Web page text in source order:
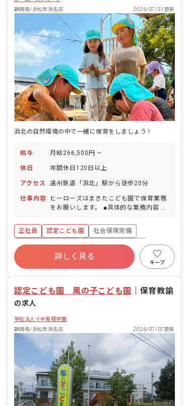
静岡県/浜松市浜名区
2026/07/31更新
浜北の自然環境の中で一緒に保育をしましょう！
給与 月給266,500円 ~
休日 年間休日120日以上
アクセス 遠州鉄道「浜北」駅から徒歩20分
仕事内容
ヒーローズはまきたこども園で保育業務
をお願いします。 ■具体的な業務内容 ・
午睡・遊びの見守り など） ・年齢に応
じた保育・活動の実施 ・保護者対応（連
絡帳・アプリ 等） ・園内行事の準備 な
ど
正社員 認定こども園
社会保険完備
ボーナス・賞与あり
年間休日120日以上
寮・住宅・家賃補助あり
詳しく見る
キープ
認定こども園 風の子こども園 保育教諭
の求人
学校法人十全青翔学園
静岡県/浜松市浜名区
2026/07/07更新